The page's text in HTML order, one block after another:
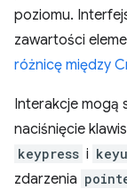
poziomu.
zawartości
różnicę między
Interakcje mogą
naciśnięcie
keypress i
zdarzenia